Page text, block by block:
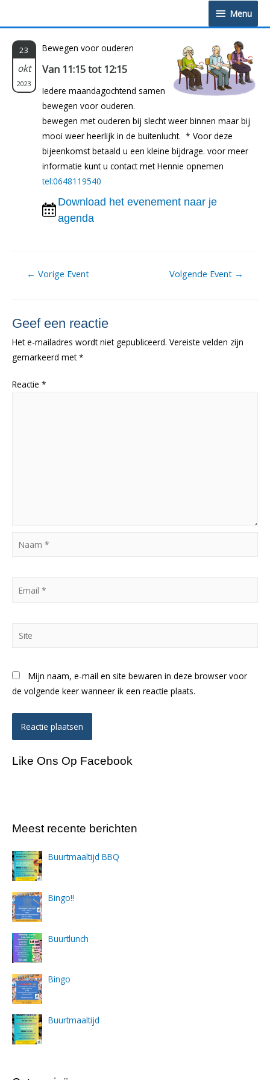
Menu
Menu
23
okt
2023
Bewegen voor ouderen
Van 11:15 tot 12:15
Iedere maandagochtend samen
bewegen voor ouderen.
bewegen met ouderen bij slecht weer binnen maar bij
mooi weer heerlijk in de buitenlucht. * Voor deze
bijeenkomst betaald u een kleine bijdrage. voor meer
informatie kunt u contact met Hennie opnemen
tel:0648119540
Download het evenement naar je
agenda
Berichtnavigatie
← Vorige Event Volgende Event →
Geef een reactie
Het e-mailadres wordt niet gepubliceerd. Vereiste velden zijn
gemarkeerd met*
Reactie *
Naam
Mijn naam, e-mail en site bewaren in deze browser voor
de volgende keer wanneer ik een reactie plaats.
Like Ons Op Facebook
Meest recente berichten
Buurtmaaltijd BBQ
Bingo!!
Buurtlunch
Bingo
Buurtmaaltijd